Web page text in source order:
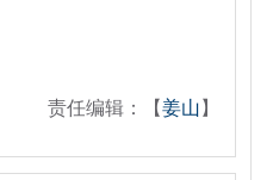
责任编辑：【姜山 】